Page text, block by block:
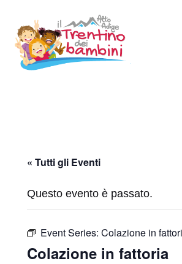
contenuto
« Tutti gli Eventi
Questo evento è passato.
Event Series: Colazione in
Colazione in fattoria